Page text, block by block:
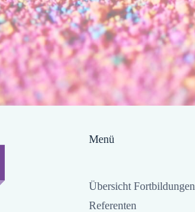
Menü
Übersicht Fortbildungen
Referenten